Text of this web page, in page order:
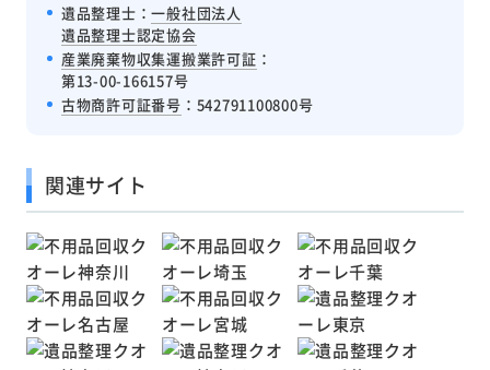
遺品整理士：一般社団法人
遺品整理士認定協会
産業廃棄物収集運搬業許可証 ：
第13-00-166157号
古物商許可証番号 ：542791100800号
関連サイト